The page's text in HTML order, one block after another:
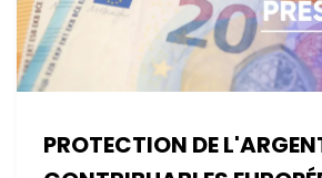
PROTECTION DE